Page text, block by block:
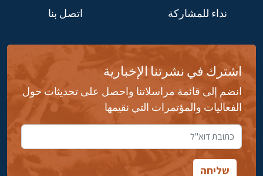
نداء للمشاركة اتصل بنا
اشترك في نشرتنا الإخبارية
انضم إلى قائمة مراسلاتنا واحصل على تحديثات حول
الفعاليات والمؤتمرات التي نقيمها